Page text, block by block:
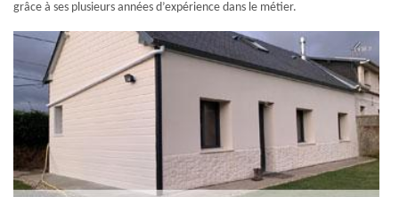
grâce à ses plusieurs années d’expérience dans le métier.